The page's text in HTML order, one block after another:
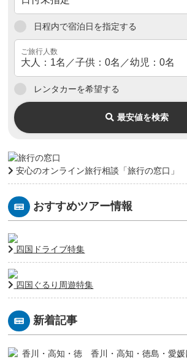
日程内で宿泊日を指定する
レンタカーを希望する
最安値を検索
安心のオンライン旅行相談「旅行の窓口」
おすすめツアー情報
四国ドライブ特集
四国ぐるり周遊特集
新着記事
香川・高知・徳島・愛